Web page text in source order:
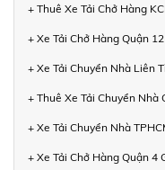
+ Thuê Xe Tải Chở Hàng
+ Xe Tải Chở Hàng Quận
+ Xe Tải Chuyển Nhà Liên
+ Thuê Xe Tải Chuyển Nhà
+ Xe Tải Chuyển Nhà
+ Xe Tải Chở Hàng Quận 4